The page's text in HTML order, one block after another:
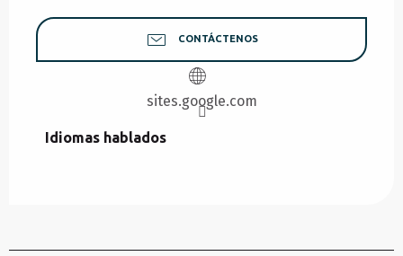
CONTÁCTENOS
sites.google.com
Idiomas hablados
Idiomas hablados